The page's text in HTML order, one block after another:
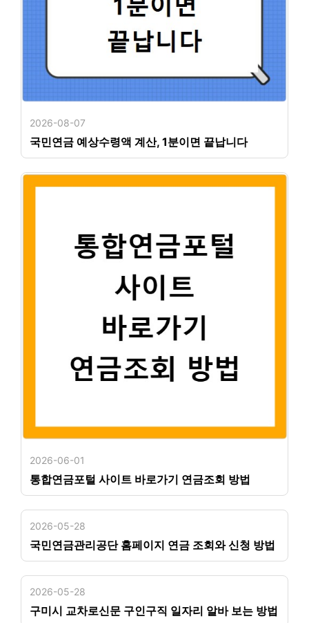
2026-08-07
국민연금 예상수령액 계산, 1분이면 끝납니다
2026-06-01
통합연금포털 사이트 바로가기 연금조회 방법
2026-05-28
국민연금관리공단 홈페이지 연금 조회와 신청 방법
2026-05-28
구미시 교차로신문 구인구직 일자리 알바 보는 방법